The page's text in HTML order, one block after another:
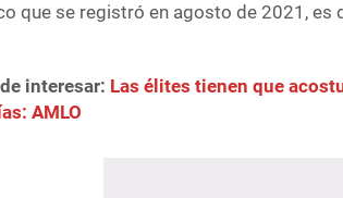
que se registró en agosto de 2021, es
interesar: Las élites tienen que
AMLO